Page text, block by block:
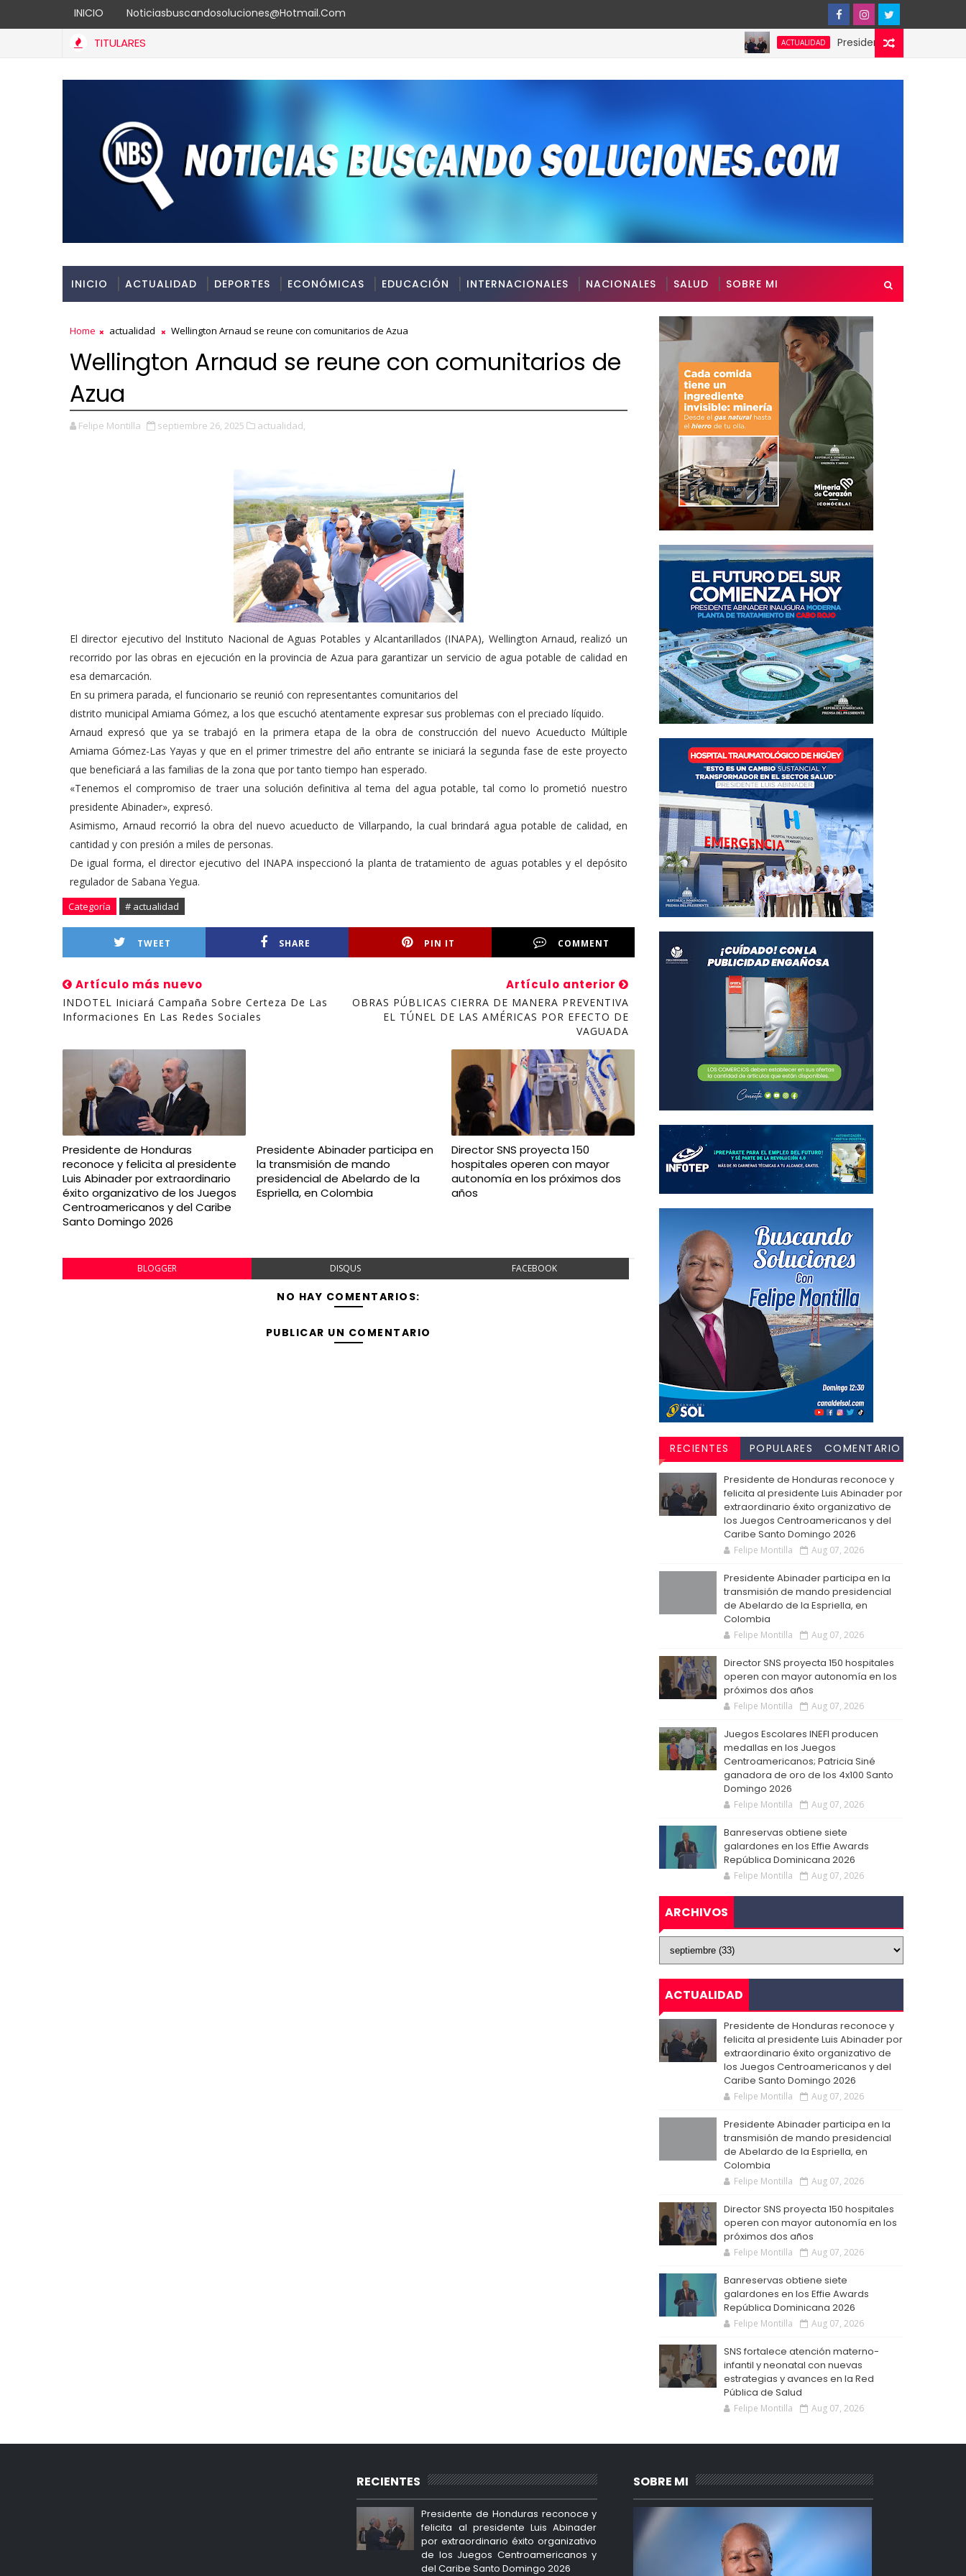
INICIO Noticiasbuscandosoluciones@hotmail.com
TITULARES ACTUALIDAD Presidente de Honduras
INICIO ACTUALIDAD DEPORTES ECONÓMICAS EDUCACIÓN INTERNACIONALES NACIONALES SALUD SOBRE MI
Home actualidad Wellington Arnaud se reune con comunitarios de Azua
Wellington Arnaud se reune con comunitarios de
Azua
Felipe Montilla septiembre 26, 2025 actualidad,
El director ejecutivo del Instituto Nacional de Aguas Potables y Alcantarillados (INAPA), Wellington Arnaud, realizó un
recorrido por las obras en ejecución en la provincia de Azua para garantizar un servicio de agua potable de calidad en
esa demarcación.
En su primera parada, el funcionario se reunió con representantes comunitarios del
distrito municipal Amiama Gómez, a los que escuchó atentamente expresar sus problemas con el preciado líquido.
Arnaud expresó que ya se trabajó en la primera etapa de la obra de construcción del nuevo Acueducto Múltiple
Amiama Gómez-Las Yayas y que en el primer trimestre del año entrante se iniciará la segunda fase de este proyecto
que beneficiará a las familias de la zona que por tanto tiempo han esperado.
«Tenemos el compromiso de traer una solución definitiva al tema del agua potable, tal como lo prometió nuestro
presidente Abinader», expresó.
Asimismo, Arnaud recorrió la obra del nuevo acueducto de Villarpando, la cual brindará agua potable de calidad, en
cantidad y con presión a miles de personas.
De igual forma, el director ejecutivo del INAPA inspeccionó la planta de tratamiento de aguas potables y el depósito
regulador de Sabana Yegua.
Categoría # actualidad
TWEET SHARE PIN IT COMMENT
Artículo más nuevo
INDOTEL Iniciará Campaña Sobre Certeza De Las
Informaciones En Las Redes Sociales
Artículo anterior
OBRAS PÚBLICAS CIERRA DE MANERA PREVENTIVA
EL TÚNEL DE LAS AMÉRICAS POR EFECTO DE
VAGUADA
Presidente de Honduras
reconoce y felicita al presidente
Luis Abinader por extraordinario
éxito organizativo de los Juegos
Centroamericanos y del Caribe
Santo Domingo 2026
Presidente Abinader participa en
la transmisión de mando
presidencial de Abelardo de la
Espriella, en Colombia
Director SNS proyecta 150
hospitales operen con mayor
autonomía en los próximos dos
años
BLOGGER DISQUS FACEBOOK
NO HAY COMENTARIOS:
PUBLICAR UN COMENTARIO
RECIENTES POPULARES
COMENTARIO
Presidente de Honduras reconoce y
felicita al presidente Luis Abinader por
extraordinario éxito organizativo de
los Juegos Centroamericanos y del
Caribe Santo Domingo 2026
Felipe Montilla Aug 07, 2026
Presidente Abinader participa en la
transmisión de mando presidencial
de Abelardo de la Espriella, en
Colombia
Felipe Montilla Aug 07, 2026
Director SNS proyecta 150 hospitales
operen con mayor autonomía en los
próximos dos años
Felipe Montilla Aug 07, 2026
Juegos Escolares INEFI producen
medallas en los Juegos
Centroamericanos; Patricia Siné
ganadora de oro de los 4x100 Santo
Domingo 2026
Felipe Montilla Aug 07, 2026
Banreservas obtiene siete
galardones en los Effie Awards
República Dominicana 2026
Felipe Montilla Aug 07, 2026
ARCHIVOS
ACTUALIDAD
Presidente de Honduras reconoce y
felicita al presidente Luis Abinader por
extraordinario éxito organizativo de
los Juegos Centroamericanos y del
Caribe Santo Domingo 2026
Felipe Montilla Aug 07, 2026
Presidente Abinader participa en la
transmisión de mando presidencial
de Abelardo de la Espriella, en
Colombia
Felipe Montilla Aug 07, 2026
Director SNS proyecta 150 hospitales
operen con mayor autonomía en los
próximos dos años
Felipe Montilla Aug 07, 2026
Banreservas obtiene siete
galardones en los Effie Awards
República Dominicana 2026
Felipe Montilla Aug 07, 2026
SNS fortalece atención materno-
infantil y neonatal con nuevas
estrategias y avances en la Red
Pública de Salud
Felipe Montilla Aug 07, 2026
RECIENTES
Presidente de Honduras reconoce y
felicita al presidente Luis Abinader
por extraordinario éxito organizativo
de los Juegos Centroamericanos y
del Caribe Santo Domingo 2026
SOBRE MI